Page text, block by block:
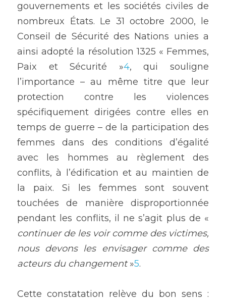
gouvernements et les sociétés civiles de
nombreux États. Le 31 octobre 2000, le
Conseil de Sécurité des Nations unies a
ainsi adopté la résolution 1325 « Femmes,
Paix et Sécurité »4, qui souligne
l’importance – au même titre que leur
protection contre les violences
spécifiquement dirigées contre elles en
temps de guerre – de la participation des
femmes dans des conditions d’égalité
avec les hommes au règlement des
conflits, à l’édification et au maintien de
la paix. Si les femmes sont souvent
touchées de manière disproportionnée
continuer de les voir comme des victimes,
nous devons les envisager comme des
acteurs du changement »5.
Cette constatation relève du bon sens :